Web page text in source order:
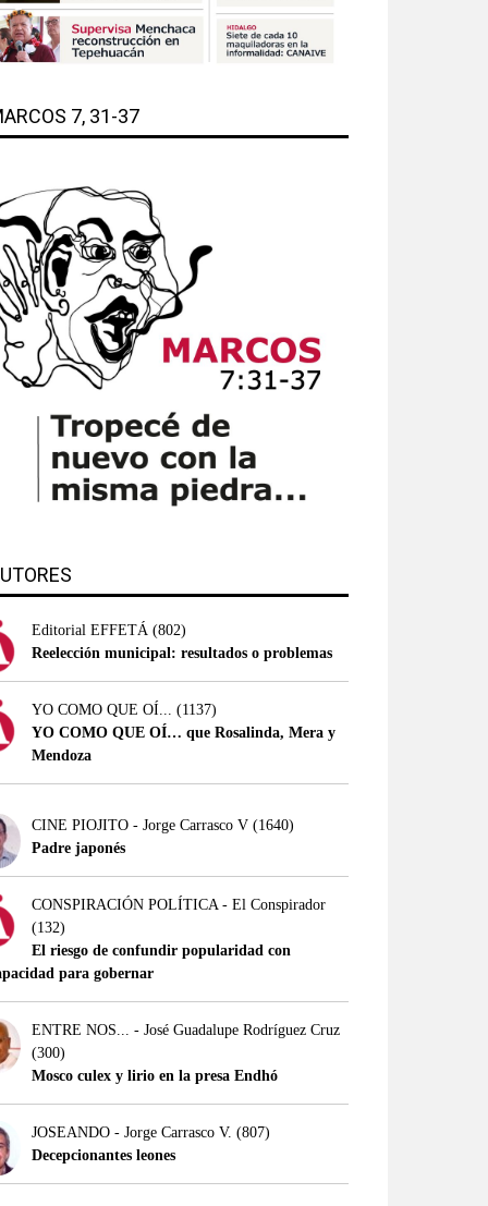
7, 31-37
Editorial EFFETÁ (802)
Reelección municipal: resultados o problemas
YO COMO QUE OÍ... (1137)
YO COMO QUE OÍ… que Rosalinda, Mera y
Mendoza
CINE PIOJITO - Jorge Carrasco V (1640)
Padre japonés
CONSPIRACIÓN POLÍTICA - El Conspirador
(132)
El riesgo de confundir popularidad con
para gobernar
ENTRE NOS... - José Guadalupe Rodríguez Cruz
(300)
Mosco culex y lirio en la presa Endhó
JOSEANDO - Jorge Carrasco V. (807)
Decepcionantes leones